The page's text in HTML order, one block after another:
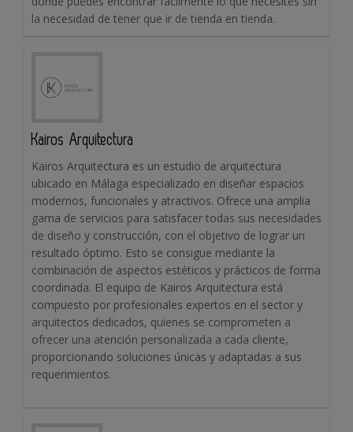
la necesidad de tener que ir de tienda en tienda.
Kairos Arquitectura
Kairos Arquitectura es un estudio de arquitectura
ubicado en Málaga especializado en diseñar espacios
modernos, funcionales y atractivos. Ofrece una amplia
gama de servicios para satisfacer todas sus necesidades
de diseño y construcción, con el objetivo de lograr un
resultado óptimo. Esto se consigue mediante la
combinación de aspectos estéticos y prácticos de forma
coordinada. El equipo de Kairos Arquitectura está
compuesto por profesionales expertos en el sector y
arquitectos dedicados, quienes se comprometen a
ofrecer una atención personalizada a cada cliente,
proporcionando soluciones únicas y adaptadas a sus
requerimientos.